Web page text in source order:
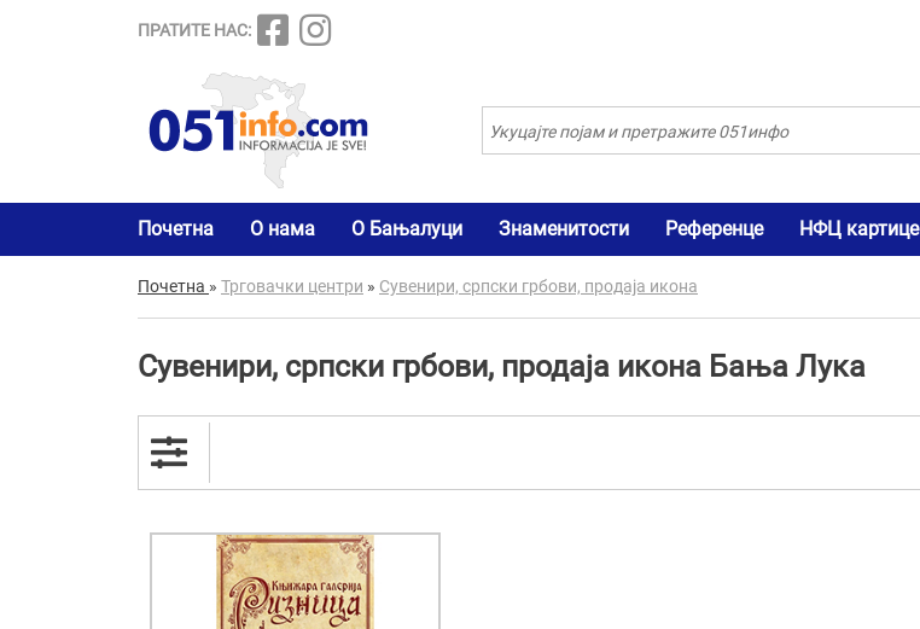
ПРАТИТЕ НАС:
Почетна О нама О Бањалуци Знаменитости Референце НФЦ картице
Почетна » Трговачки центри » Сувенири, српски грбови, продаја икона
Сувенири, српски грбови, продаја икона Бања Лука